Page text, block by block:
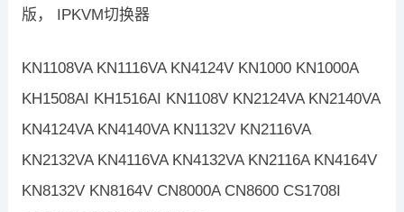
版， IPKVM切换器
KN1108VA KN1116VA KN4124V KN1000 KN1000A
KH1508AI KH1516AI KN1108V KN2124VA KN2140VA
KN4124VA KN4140VA KN1132V KN2116VA
KN2132VA KN4116VA KN4132VA KN2116A KN4164V
KN8132V KN8164V CN8000A CN8600 CS1708I